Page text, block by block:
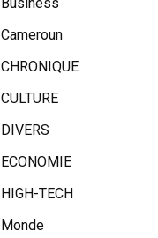
Cameroun
CHRONIQUE
CULTURE
DIVERS
ECONOMIE
HIGH-TECH
Monde